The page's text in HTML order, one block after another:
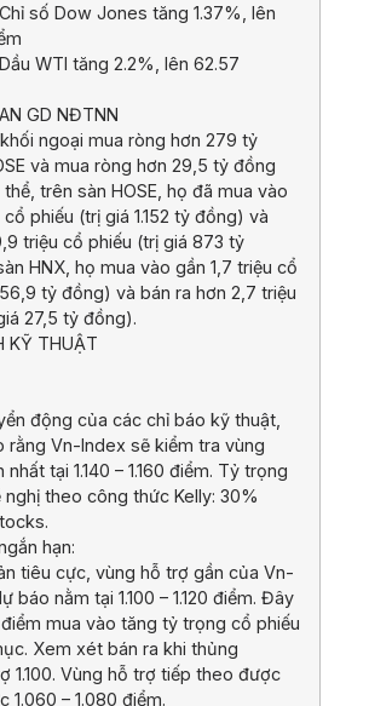
số Dow Jones tăng 1.37%, lên
WTI tăng 2.2%, lên 62.57
GD NĐTNN
ngoại mua ròng hơn 279 tỷ
và mua ròng hơn 29,5 tỷ đồng
trên sàn HOSE, họ đã mua vào
cổ phiếu (trị giá 1.152 tỷ đồng) và
triệu cổ phiếu (trị giá 873 tỷ
HNX, họ mua vào gần 1,7 triệu cổ
tỷ đồng) và bán ra hơn 2,7 triệu
27,5 tỷ đồng).
KỸ THUẬT
động của các chỉ báo kỹ thuật,
rằng Vn-Index sẽ kiểm tra vùng
tại 1.140 – 1.160 điểm. Tỷ trọng
theo công thức Kelly: 30%
hạn:
tiêu cực, vùng hỗ trợ gần của Vn-
báo nằm tại 1.100 – 1.120 điểm. Đây
mua vào tăng tỷ trọng cổ phiếu
Xem xét bán ra khi thủng
1.100. Vùng hỗ trợ tiếp theo được
1.060 – 1.080 điểm.